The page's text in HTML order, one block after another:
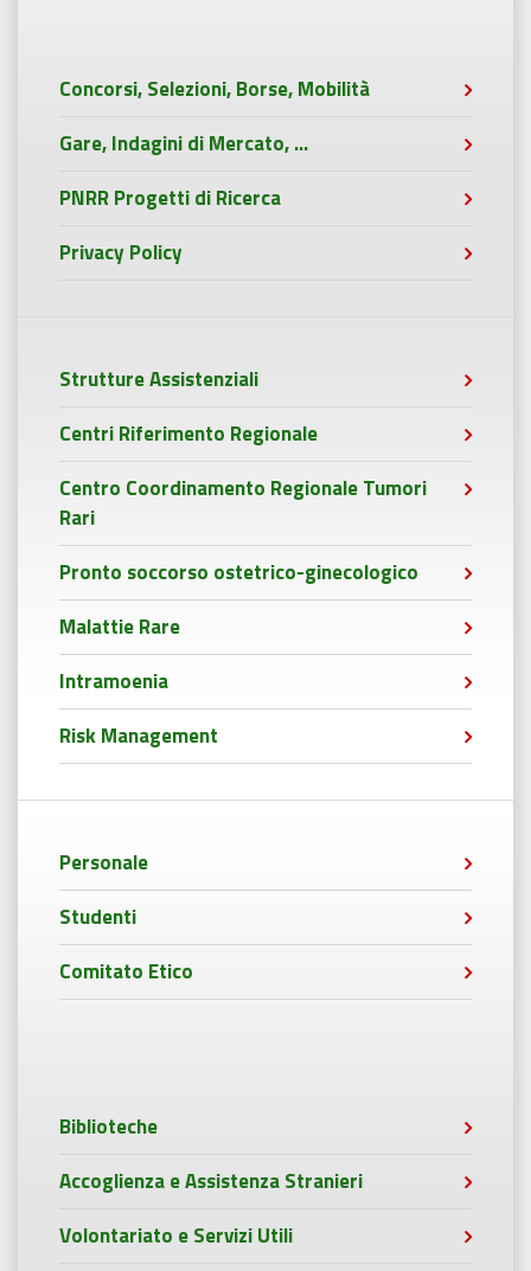
Concorsi, Selezioni, Borse, Mobilità
Gare, Indagini di Mercato, ...
PNRR Progetti di Ricerca
Privacy Policy
Strutture Assistenziali
Centri Riferimento Regionale
Centro Coordinamento Regionale Tumori
Rari
Pronto soccorso ostetrico-ginecologico
Malattie Rare
Intramoenia
Risk Management
Personale
Studenti
Comitato Etico
Biblioteche
Accoglienza e Assistenza Stranieri
Volontariato e Servizi Utili